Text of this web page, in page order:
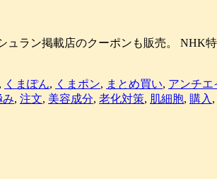
ュラン掲載店のクーポンも販売。
, くまぽん, くまポン, まとめ買い, アンチエ
み, 注文, 美容成分, 老化対策, 肌細胞, 購入 ,